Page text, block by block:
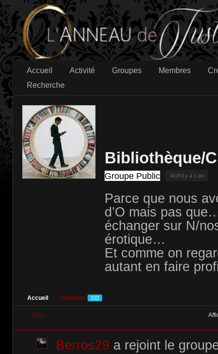
Accueil Activité Groupes Membres
Recherche
Bibliothèque/
Groupe Public Actif il y a 1 an
Parce que nous
d’O mais pas
échanger sur N/
érotique…
Et comme on
autant en faire
Accueil Membres 102
RSS
Berros29 a rejoint le